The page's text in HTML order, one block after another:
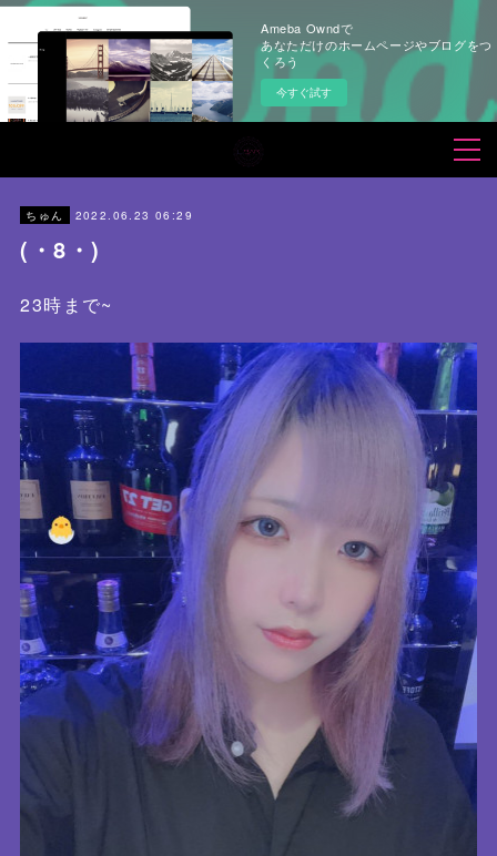
Ameba Owndで
あなただけのホームページやブログをつ
くろう
今すぐ試す
ちゅん 2022.06.23 06:29
(・8・)
23時まで~